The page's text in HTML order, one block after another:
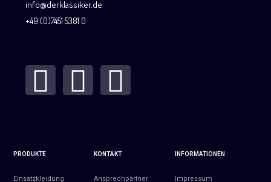
info@derklassiker.de
+49 (0)7451 5381 0
PRODUKTE
Einsatzkleidung
KONTAKT
Ansprechpartner
INFORMATIONEN
Impressum